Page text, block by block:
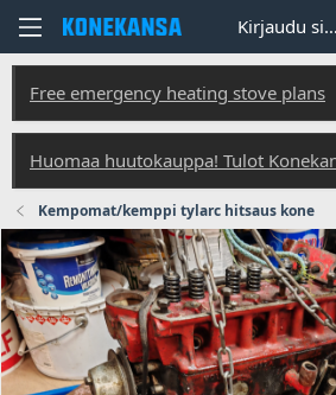
Kirjaudu sisään
Free emergency heating stove plans
Huomaa huutokauppa! Tulot
Kempomat/kemppi tylarc hitsaus kone